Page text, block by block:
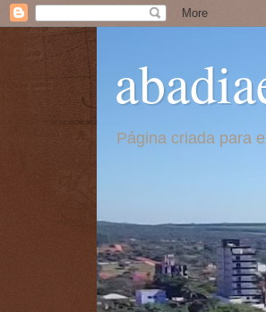
Página criada para